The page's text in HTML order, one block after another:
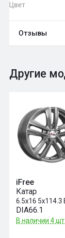
Цвет
Отзывы
Другие
iFree
Катар
6.5x16 5x114.3
DIA66.1
В наличии 4 шт.